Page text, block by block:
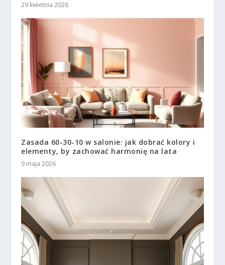
29 kwietnia 2026
Zasada 60-30-10 w salonie: jak dobrać kolory i
elementy, by zachować harmonię na lata
9 maja 2026